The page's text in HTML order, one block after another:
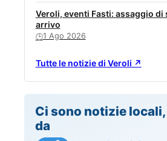
Veroli, eventi Fasti: assaggio di
arrivo
🕒1 Ago 2026
Tutte le notizie di Veroli ↗
Ci sono notizie
da